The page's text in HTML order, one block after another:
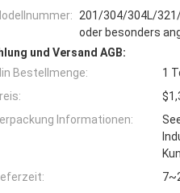
201/304/304L/
oder besonders
und Versand AGB:
Bestellmenge:
1
Informationen: